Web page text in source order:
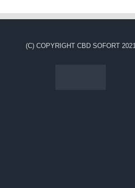
(C) COPYRIGHT CBD SOFORT 2021